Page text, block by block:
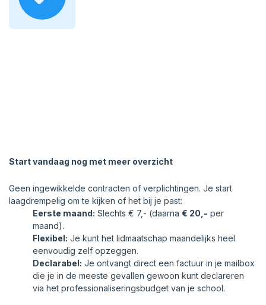
Start vandaag nog met meer overzicht
Geen ingewikkelde contracten of verplichtingen. Je start
laagdrempelig om te kijken of het bij je past:
Eerste maand: Slechts € 7,- (daarna € 20,- per
maand).
Flexibel: Je kunt het lidmaatschap maandelijks heel
eenvoudig zelf opzeggen.
Declarabel: Je ontvangt direct een factuur in je mailbox
die je in de meeste gevallen gewoon kunt declareren
via het professionaliseringsbudget van je school.